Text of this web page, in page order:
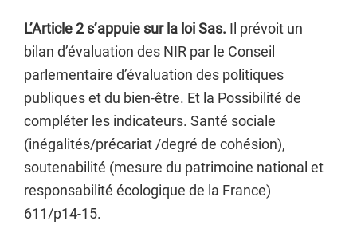
L’Article 2 s’appuie sur la loi Sas. Il prévoit un
bilan d’évaluation des NIR par le Conseil
parlementaire d’évaluation des politiques
publiques et du bien-être. Et la Possibilité de
compléter les indicateurs. Santé sociale
(inégalités/précariat /degré de cohésion),
soutenabilité (mesure du patrimoine national et
responsabilité écologique de la France)
611/p14-15.